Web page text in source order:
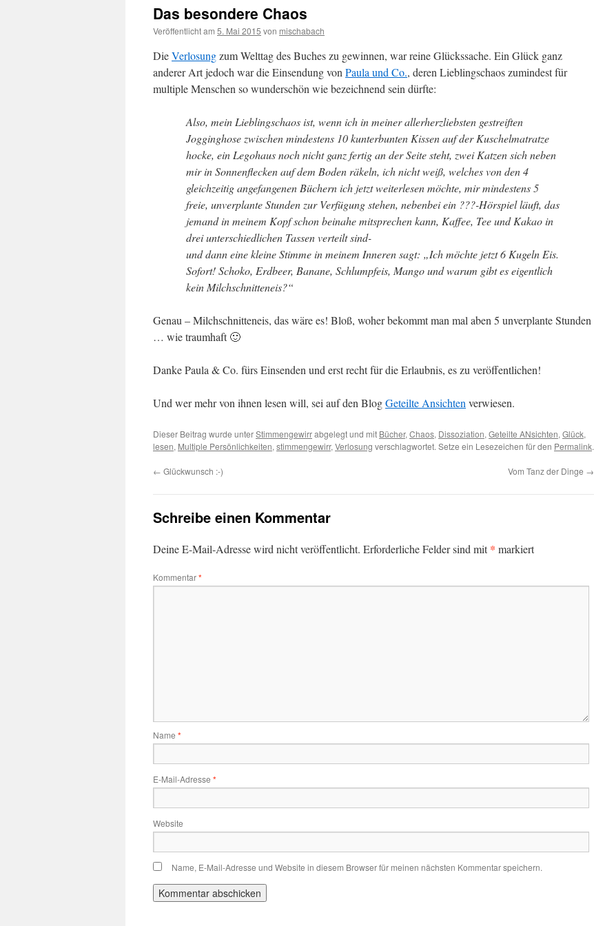
Das besondere Chaos
Veröffentlicht am 5. Mai 2015 von mischabach
DieVerlosungzum Welttag des Buches zu gewinnen, war reine Glückssache. Ein Glück ganz
anderer Art jedoch war die Einsendung von Paula und Co., deren Lieblingschaos zumindest für
multiple Menschen so wunderschön wie bezeichnend sein dürfte:
Also, mein Lieblingschaos ist, wenn ich in meiner allerherzliebsten gestreiften
Jogginghose zwischen mindestens 10 kunterbunten Kissen auf der Kuschelmatratze
hocke, ein Legohaus noch nicht ganz fertig an der Seite steht, zwei Katzen sich neben
mir in Sonnenflecken auf dem Boden räkeln, ich nicht weiß, welches von den 4
gleichzeitig angefangenen Büchern ich jetzt weiterlesen möchte, mir mindestens 5
freie, unverplante Stunden zur Verfügung stehen, nebenbei ein ???-Hörspiel läuft, das
jemand in meinem Kopf schon beinahe mitsprechen kann, Kaffee, Tee und Kakao in
drei unterschiedlichen Tassen verteilt sind-
und dann eine kleine Stimme in meinem Inneren sagt: „Ich möchte jetzt 6 Kugeln Eis.
Sofort! Schoko, Erdbeer, Banane, Schlumpfeis, Mango und warum gibt es eigentlich
kein Milchschnitteneis?“
Genau – Milchschnitteneis, das wäre es! Bloß, woher bekommt man mal aben 5 unverplante Stunden
… wie traumhaft 🙂
Danke Paula & Co. fürs Einsenden und erst recht für die Erlaubnis, es zu veröffentlichen!
Und wer mehr von ihnen lesen will, sei auf den BlogGeteilte Ansichten verwiesen.
Dieser Beitrag wurde unterStimmengewirrabgelegt und mit Bücher, Chaos, Dissoziation, Geteilte ANsichten, Glück,
lesen, Multiple Persönlichkeiten, stimmengewirr, Verlosung verschlagwortet. Setze ein Lesezeichen für den Permalink.
← Glückwunsch :-) Vom Tanz der Dinge →
Schreibe einen Kommentar
Deine E-Mail-Adresse wird nicht veröffentlicht. Erforderliche Felder sind mit* markiert
Kommentar*
Name *
E-Mail-Adresse *
Website
Name, E-Mail-Adresse und Website in diesem Browser für meinen nächsten Kommentar speichern.